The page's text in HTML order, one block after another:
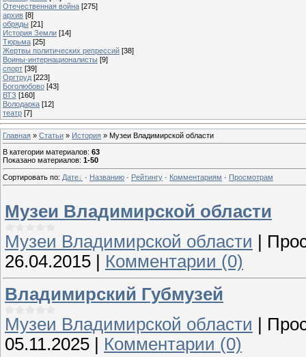
Отечественная война [275]
архив [8]
обряды [21]
История Земли [14]
Тюрьма [25]
Жертвы политических репрессий [38]
Воины-интернационалисты [9]
спорт [39]
Оргтруд [223]
Боголюбово [43]
ВТЗ [160]
Володарка [12]
театр [7]
Главная » Статьи » История » Музеи Владимирской области
В категории материалов: 63
Показано материалов: 1-50
Сортировать по: Дате · Названию · Рейтингу · Комментариям · Просмотрам
Музеи Владимирской области
Музеи Владимирской области
26.04.2015
Комментарии (0)
Владимирский Губмузей
Музеи Владимирской области
05.11.2025
Комментарии (0)